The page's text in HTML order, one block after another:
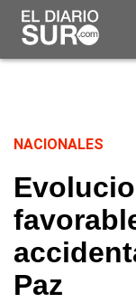
NACIONALES
Paz